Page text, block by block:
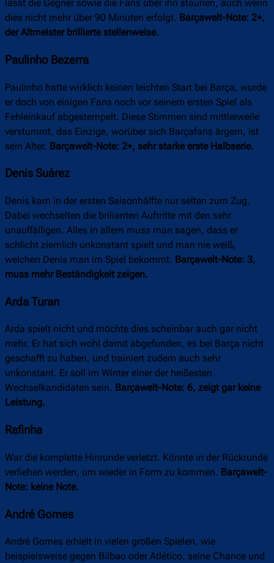
lässt die Gegner sowie die Fans über ihn staunen, auch wenn
dies nicht mehr über 90 Minuten erfolgt. Barçawelt-Note: 2+,
der Altmeister brillierte stellenweise.
Paulinho Bezerra
Paulinho hatte wirklich keinen leichten Start bei Barça, wurde
er doch von einigen Fans noch vor seinem ersten Spiel als
Fehleinkauf abgestempelt. Diese Stimmen sind mittlerweile
verstummt, das Einzige, worüber sich Barçafans ärgern, ist
sein Alter. Barçawelt-Note: 2+, sehr starke erste Halbserie.
Denis Suárez
Denis kam in der ersten Saisonhälfte nur selten zum Zug.
Dabei wechselten die brilianten Auftritte mit den sehr
unauffälligen. Alles in allem muss man sagen, dass er
schlicht ziemlich unkonstant spielt und man nie weiß,
welchen Denis man im Spiel bekommt. Barçawelt-Note: 3,
muss mehr Beständigkeit zeigen.
Arda Turan
Arda spielt nicht und möchte dies scheinbar auch gar nicht
mehr. Er hat sich wohl damit abgefunden, es bei Barça nicht
geschafft zu haben, und trainiert zudem auch sehr
unkonstant. Er soll im Winter einer der heißesten
Wechselkandidaten sein. Barçawelt-Note: 6, zeigt gar keine
Leistung.
Rafinha
War die komplette Hinrunde verletzt. Könnte in der Rückrunde
verliehen werden, um wieder in Form zu kommen. Barçawelt-
Note: keine Note.
André Gomes
André Gomes erhielt in vielen großen Spielen, wie
beispielsweise gegen Bilbao oder Atlético, seine Chance und